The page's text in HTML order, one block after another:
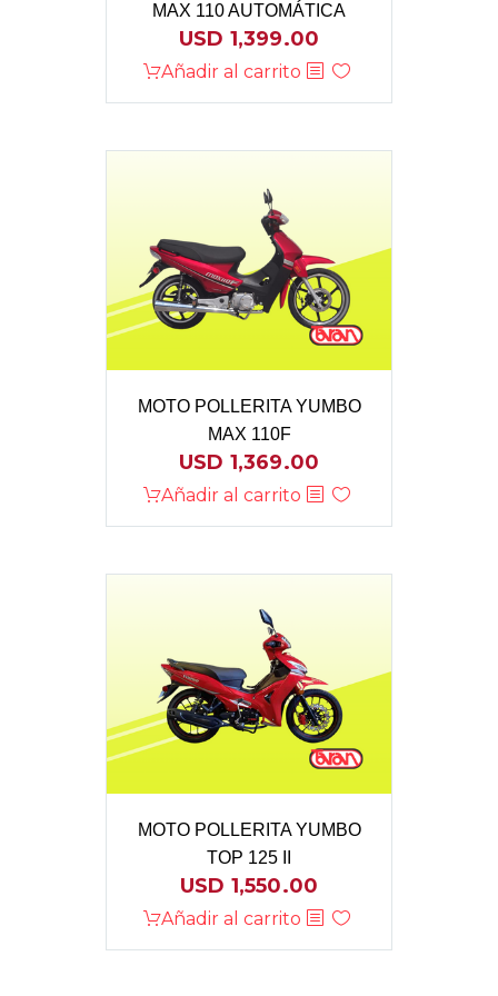
MAX 110 AUTOMÁTICA
USD 1,399.00
Añadir al carrito
MOTO POLLERITA YUMBO
MAX 110F
USD 1,369.00
Añadir al carrito
MOTO POLLERITA YUMBO
TOP 125 II
USD 1,550.00
Añadir al carrito